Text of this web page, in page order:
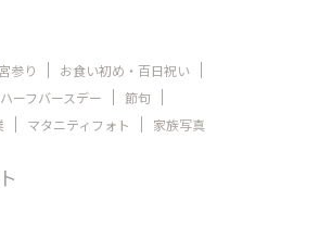
参り
お食い初め・百日祝い
ハーフバースデー
節句
マタニティフォト 家族写真